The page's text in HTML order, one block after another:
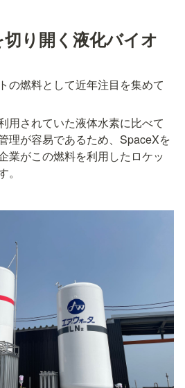
り開く液化バイオ
の燃料として近年注目を集めて
用されていた液体水素に比べて
理が容易であるため、SpaceXを
業がこの燃料を利用したロケッ